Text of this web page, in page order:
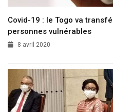
Covid-19 : le Togo va
personnes vulnérables
8 avril 2020